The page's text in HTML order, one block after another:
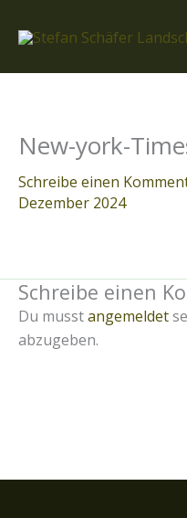
Inhalt
New-york-
Schreibe einen
Dezember 2024
Schreibe einen
Du musstangemeldet
abzugeben.